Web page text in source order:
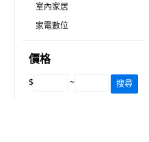
室內家居
家電數位
價格
$ ~ 搜尋